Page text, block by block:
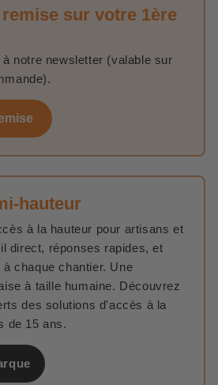
sur votre 1ère
notre newsletter (valable sur
hauteur
à la hauteur pour artisans et
direct, réponses rapides, et
chaque chantier. Une
à taille humaine. Découvrez
des solutions d'accès à la
de 15 ans.